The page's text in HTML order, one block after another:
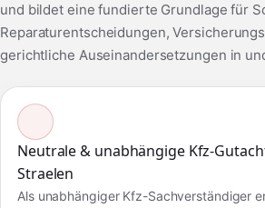
und bildet eine fundierte Grundlage für
Reparaturentscheidungen,
gerichtliche Auseinandersetzungen in
Neutrale & unabhängige Kfz-
Straelen
Als unabhängiger Kfz-Sachverständiger